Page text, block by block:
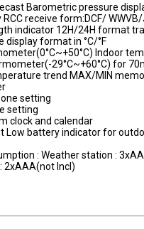
Barometric pressure
RCC receive form:DCF/
indicator 12H/24H format
display format in °C/°F
Indoor
29°C~+60°C) for
trend MAX/MIN
setting
setting
clock and calendar
Low battery indicator for
: Weather station :
2xAAA(not Incl)